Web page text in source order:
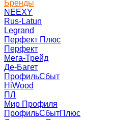
Бренды
NEEXY
Rus-Latun
Legrand
Перфект Плюс
Перфект
Мега-Трейд
Де-Багет
ПрофильСбыт
HiWood
ПЛ
Мир Профиля
ПрофильСбытПлюс